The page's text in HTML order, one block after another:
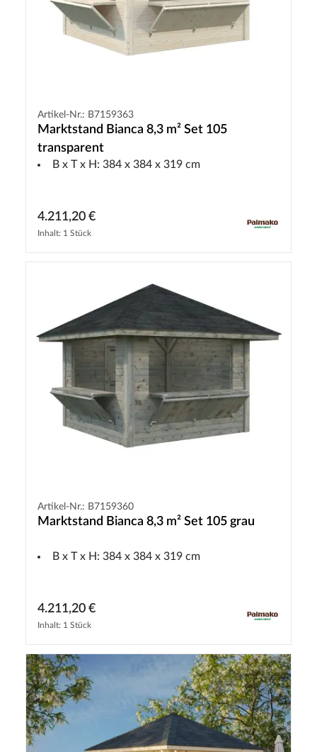
Artikel-Nr.: B7159363
Marktstand Bianca 8,3 m² Set 105
transparent
B x T x H: 384 x 384 x 319 cm
4.211,20 €
Inhalt: 1 Stück
Artikel-Nr.: B7159360
Marktstand Bianca 8,3 m² Set 105 grau
B x T x H: 384 x 384 x 319 cm
4.211,20 €
Inhalt: 1 Stück